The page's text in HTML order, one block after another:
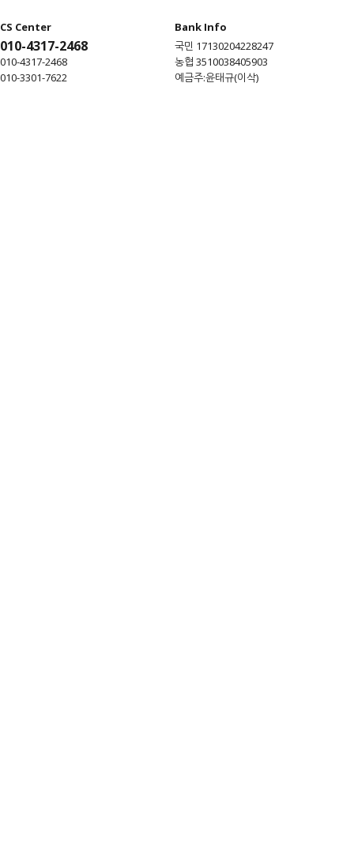
CS Center
010-4317-2468
010-4317-2468
010-3301-7622
Bank Info
국민 17130204228247
농협 3510038405903
예금주:윤태규(이삭)